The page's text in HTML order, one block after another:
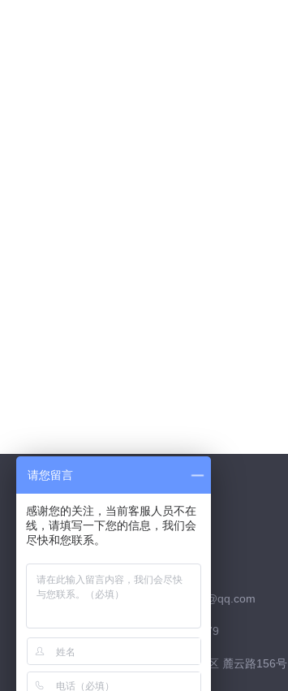
Contact Us
联系QQ：526252952
联系邮箱：526252952@qq.com
联系电话：15974226879
联系地址：长沙市 高新区 麓云路156号
请您留言
感谢您的关注，当前客服人员不在
线，请填写一下您的信息，我们会
尽快和您联系。